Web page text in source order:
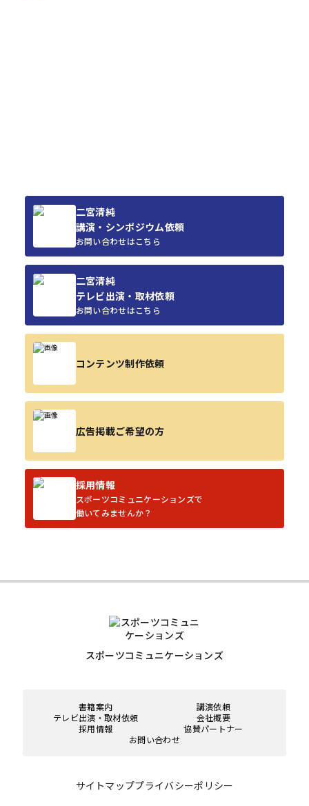
二宮清純
講演・シンポジウム依頼
お問い合わせはこちら
二宮清純
テレビ出演・取材依頼
お問い合わせはこちら
コンテンツ制作依頼
広告掲載ご希望の方
採用情報
スポーツコミュニケーションズで
働いてみませんか？
スポーツコミュニケーションズ
書籍案内
講演依頼
テレビ出演・取材依頼
会社概要
採用情報
協賛パートナー
お問い合わせ
サイトマッププライバシーポリシー